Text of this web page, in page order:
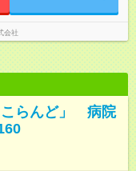
会社
こらんど」 病院